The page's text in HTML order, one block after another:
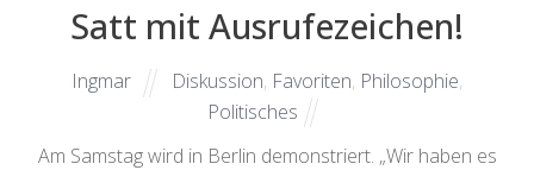
Satt mit Ausrufezeichen!
Ingmar Diskussion, Favoriten, Philosophie,
Politisches
Am Samstag wird in Berlin demonstriert. „Wir haben es